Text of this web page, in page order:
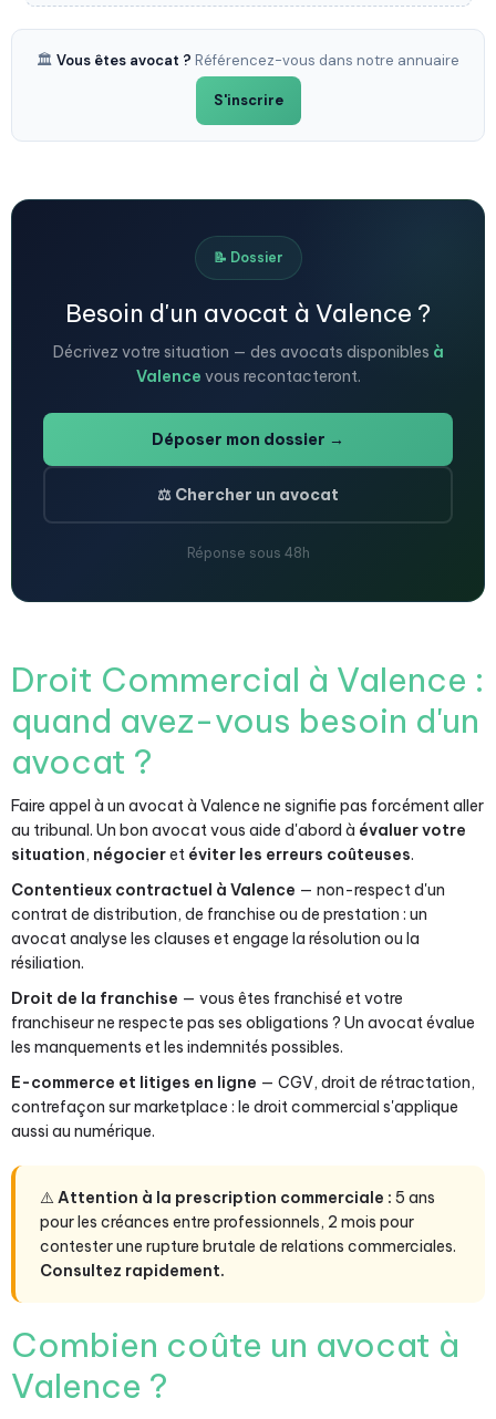
🏛️ Vous êtes avocat ? Référencez-vous dans notre annuaire
S'inscrire
📝 Dossier
Besoin d'un avocat à Valence ?
Décrivez votre situation — des avocats disponibles à
Valence vous recontacteront.
Déposer mon dossier →
⚖️ Chercher un avocat
Réponse sous 48h
Droit Commercial à Valence :
quand avez-vous besoin d'un
avocat ?
Faire appel à un avocat à Valence ne signifie pas forcément aller
au tribunal. Un bon avocat vous aide d'abord à évaluer votre
situation, négocieret éviter les erreurs coûteuses.
Contentieux contractuel à Valence — non-respect d'un
contrat de distribution, de franchise ou de prestation : un
avocat analyse les clauses et engage la résolution ou la
résiliation.
Droit de la franchise — vous êtes franchisé et votre
franchiseur ne respecte pas ses obligations ? Un avocat évalue
les manquements et les indemnités possibles.
E-commerce et litiges en ligne — CGV, droit de rétractation,
contrefaçon sur marketplace : le droit commercial s'applique
aussi au numérique.
⚠️ Attention à la prescription commerciale : 5 ans
pour les créances entre professionnels, 2 mois pour
contester une rupture brutale de relations commerciales.
Consultez rapidement.
Combien coûte un avocat à
Valence ?